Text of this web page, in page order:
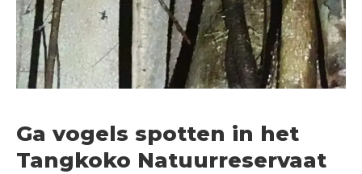
Ga vogels spotten in het
Tangkoko Natuurreservaat